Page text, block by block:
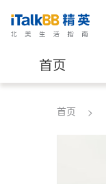
首页
养老首页